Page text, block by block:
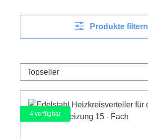
Produkte filtern
4 verfügbar